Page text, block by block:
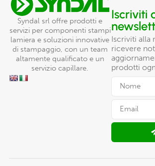
Syndal srl offre prodotti e
servizi per componenti stampi
lamiera e soluzioni innovative
di stampaggio, con un team
altamente qualificato e un
servizio capillare.
Iscriviti
Iscriviti alla
ricevere
prodotti